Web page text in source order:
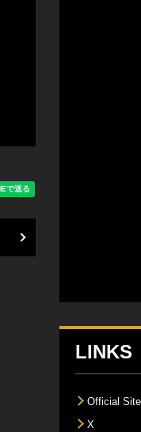
LINKS
Official Site
X